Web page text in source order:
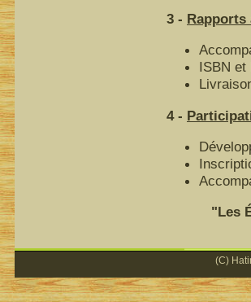
3 -
ISBN et
4 -
"Les
(C)